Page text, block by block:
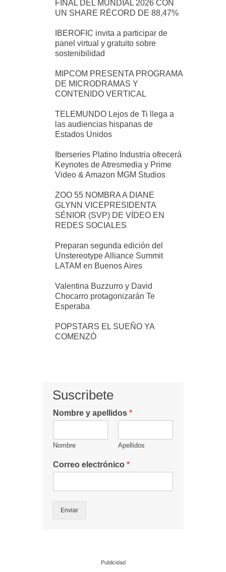
FINAL DEL MUNDIAL 2026 CON
UN SHARE RÉCORD DE 88,47%
IBEROFIC invita a participar de
panel virtual y gratuito sobre
sostenibilidad
MIPCOM PRESENTA PROGRAMA
DE MICRODRAMAS Y
CONTENIDO VERTICAL
TELEMUNDO Lejos de Ti llega a
las audiencias hispanas de
Estados Unidos
Iberseries Platino Industria ofrecerá
Keynotes de Atresmedia y Prime
Video & Amazon MGM Studios
ZOO 55 NOMBRA A DIANE
GLYNN VICEPRESIDENTA
SÉNIOR (SVP) DE VÍDEO EN
REDES SOCIALES
Preparan segunda edición del
Unstereotype Alliance Summit
LATAM en Buenos Aires
Valentina Buzzurro y David
Chocarro protagonizarán Te
Esperaba
POPSTARS EL SUEÑO YA
COMENZÓ
Suscribete
Nombre y apellidos *
Nombre Apellidos
Correo electrónico *
Enviar
Publicidad